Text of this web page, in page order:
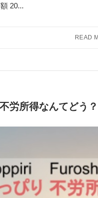
20...
不労所得なんてどう